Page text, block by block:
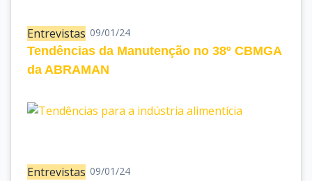
Entrevistas 09/01/24
Tendências da Manutenção no 38º CBMGA
da ABRAMAN
Entrevistas 09/01/24